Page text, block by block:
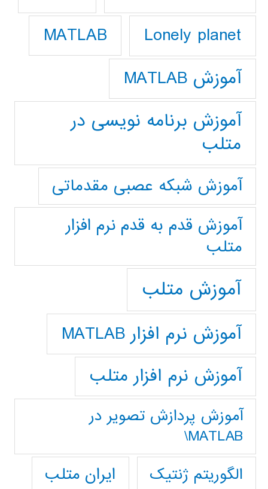
Lonely planet
MATLAB
آموزش MATLAB
آموزش برنامه نویسی در
متلب
آموزش شبکه عصبی مقدماتی
آموزش قدم به قدم نرم افزار
متلب
آموزش متلب
آموزش نرم افزار MATLAB
آموزش نرم افزار متلب
آموزش پردازش تصوير در
MATLAB\
الگوریتم ژنتیک
ایران متلب